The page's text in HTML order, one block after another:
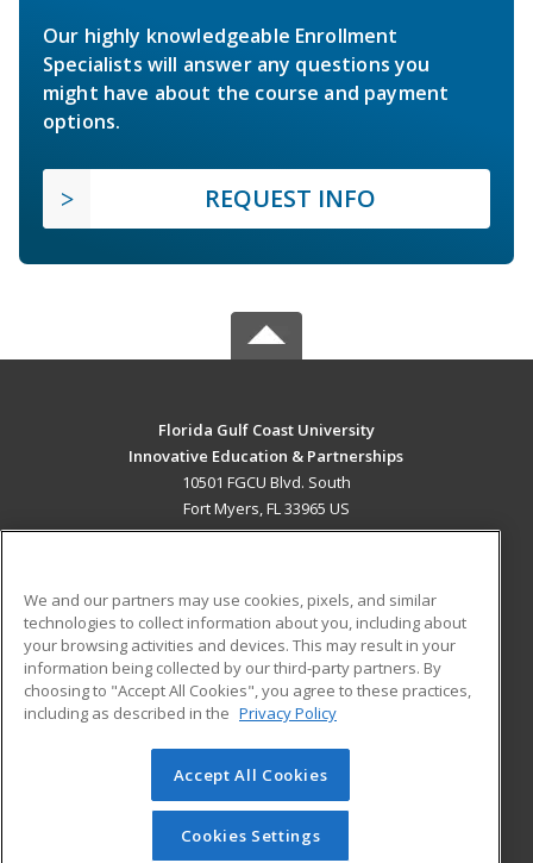
Our highly knowledgeable Enrollment
Specialists will answer any questions you
might have about the course and payment
options.
REQUEST INFO
Florida Gulf Coast University
Innovative Education & Partnerships
10501 FGCU Blvd. South
Fort Myers, FL 33965 US
ADDITIONAL RESOURCES
Military
Financial Assistance
Help
Student Blog
© 2026 ed2go, a division of Cengage Learning. All rights
reserved. The material on this site cannot be reproduced or
redistributed unless you have obtained prior written
We and our partners may use cookies, pixels, and similar
technologies to collect information about you, including about
your browsing activities and devices. This may result in your
information being collected by our third-party partners. By
choosing to "Accept All Cookies", you agree to these practices,
including as described in the Privacy Policy
Accept All Cookies
Cookies Settings